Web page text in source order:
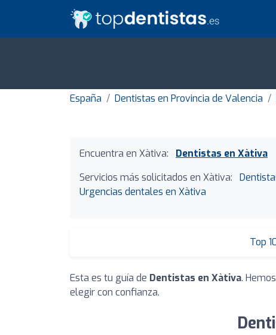
España Dentistas en Provincia de Valencia
Encuentra en Xàtiva:
Dentistas en Xàtiva
Servicios más solicitados en Xàtiva:
Urgencias dentales en Xàtiva
Top
Esta es tu guía de Dentistas en Xàtiva.
elegir con confianza.